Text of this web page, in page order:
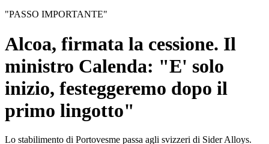
"PASSO IMPORTANTE"
Alcoa, firmata la cessione. Il
ministro Calenda: "E' solo
inizio, festeggeremo dopo il
primo lingotto"
Lo stabilimento di Portovesme passa agli svizzeri di Sider Alloys.